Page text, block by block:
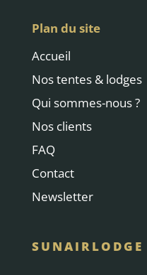
Plan du site
Accueil
Nos tentes & lodges
Qui sommes-nous ?
Nos clients
FAQ
Contact
Newsletter
SUNAIRLODGE